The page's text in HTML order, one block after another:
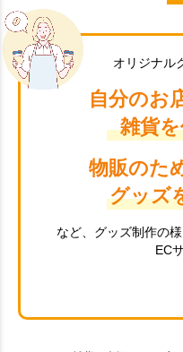
オリジナル
自分のお
雑貨
物販のた
グッズ
など、グッズ制作の
EC